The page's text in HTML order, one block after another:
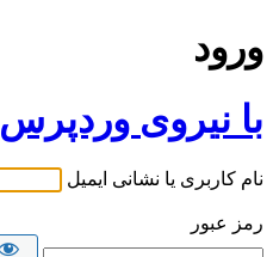
ورود
با نیروی وردپرس
نام کاربری یا نشانی ایمیل
رمز عبور